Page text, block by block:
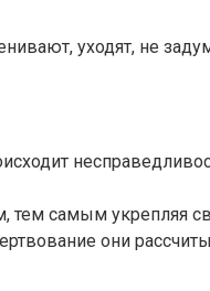
уходят, не
тем самым укрепляя
они